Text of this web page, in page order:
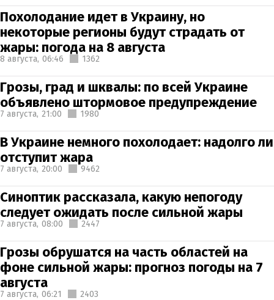
Похолодание идет в Украину, но
некоторые регионы будут страдать от
жары: погода на 8 августа
8 августа, 06:46 1362
Грозы, град и шквалы: по всей Украине
объявлено штормовое предупреждение
7 августа, 21:00 1980
В Украине немного похолодает: надолго ли
отступит жара
7 августа, 20:00 9462
Синоптик рассказала, какую непогоду
следует ожидать после сильной жары
7 августа, 08:00 2447
Грозы обрушатся на часть областей на
фоне сильной жары: прогноз погоды на 7
августа
7 августа, 06:21 2403